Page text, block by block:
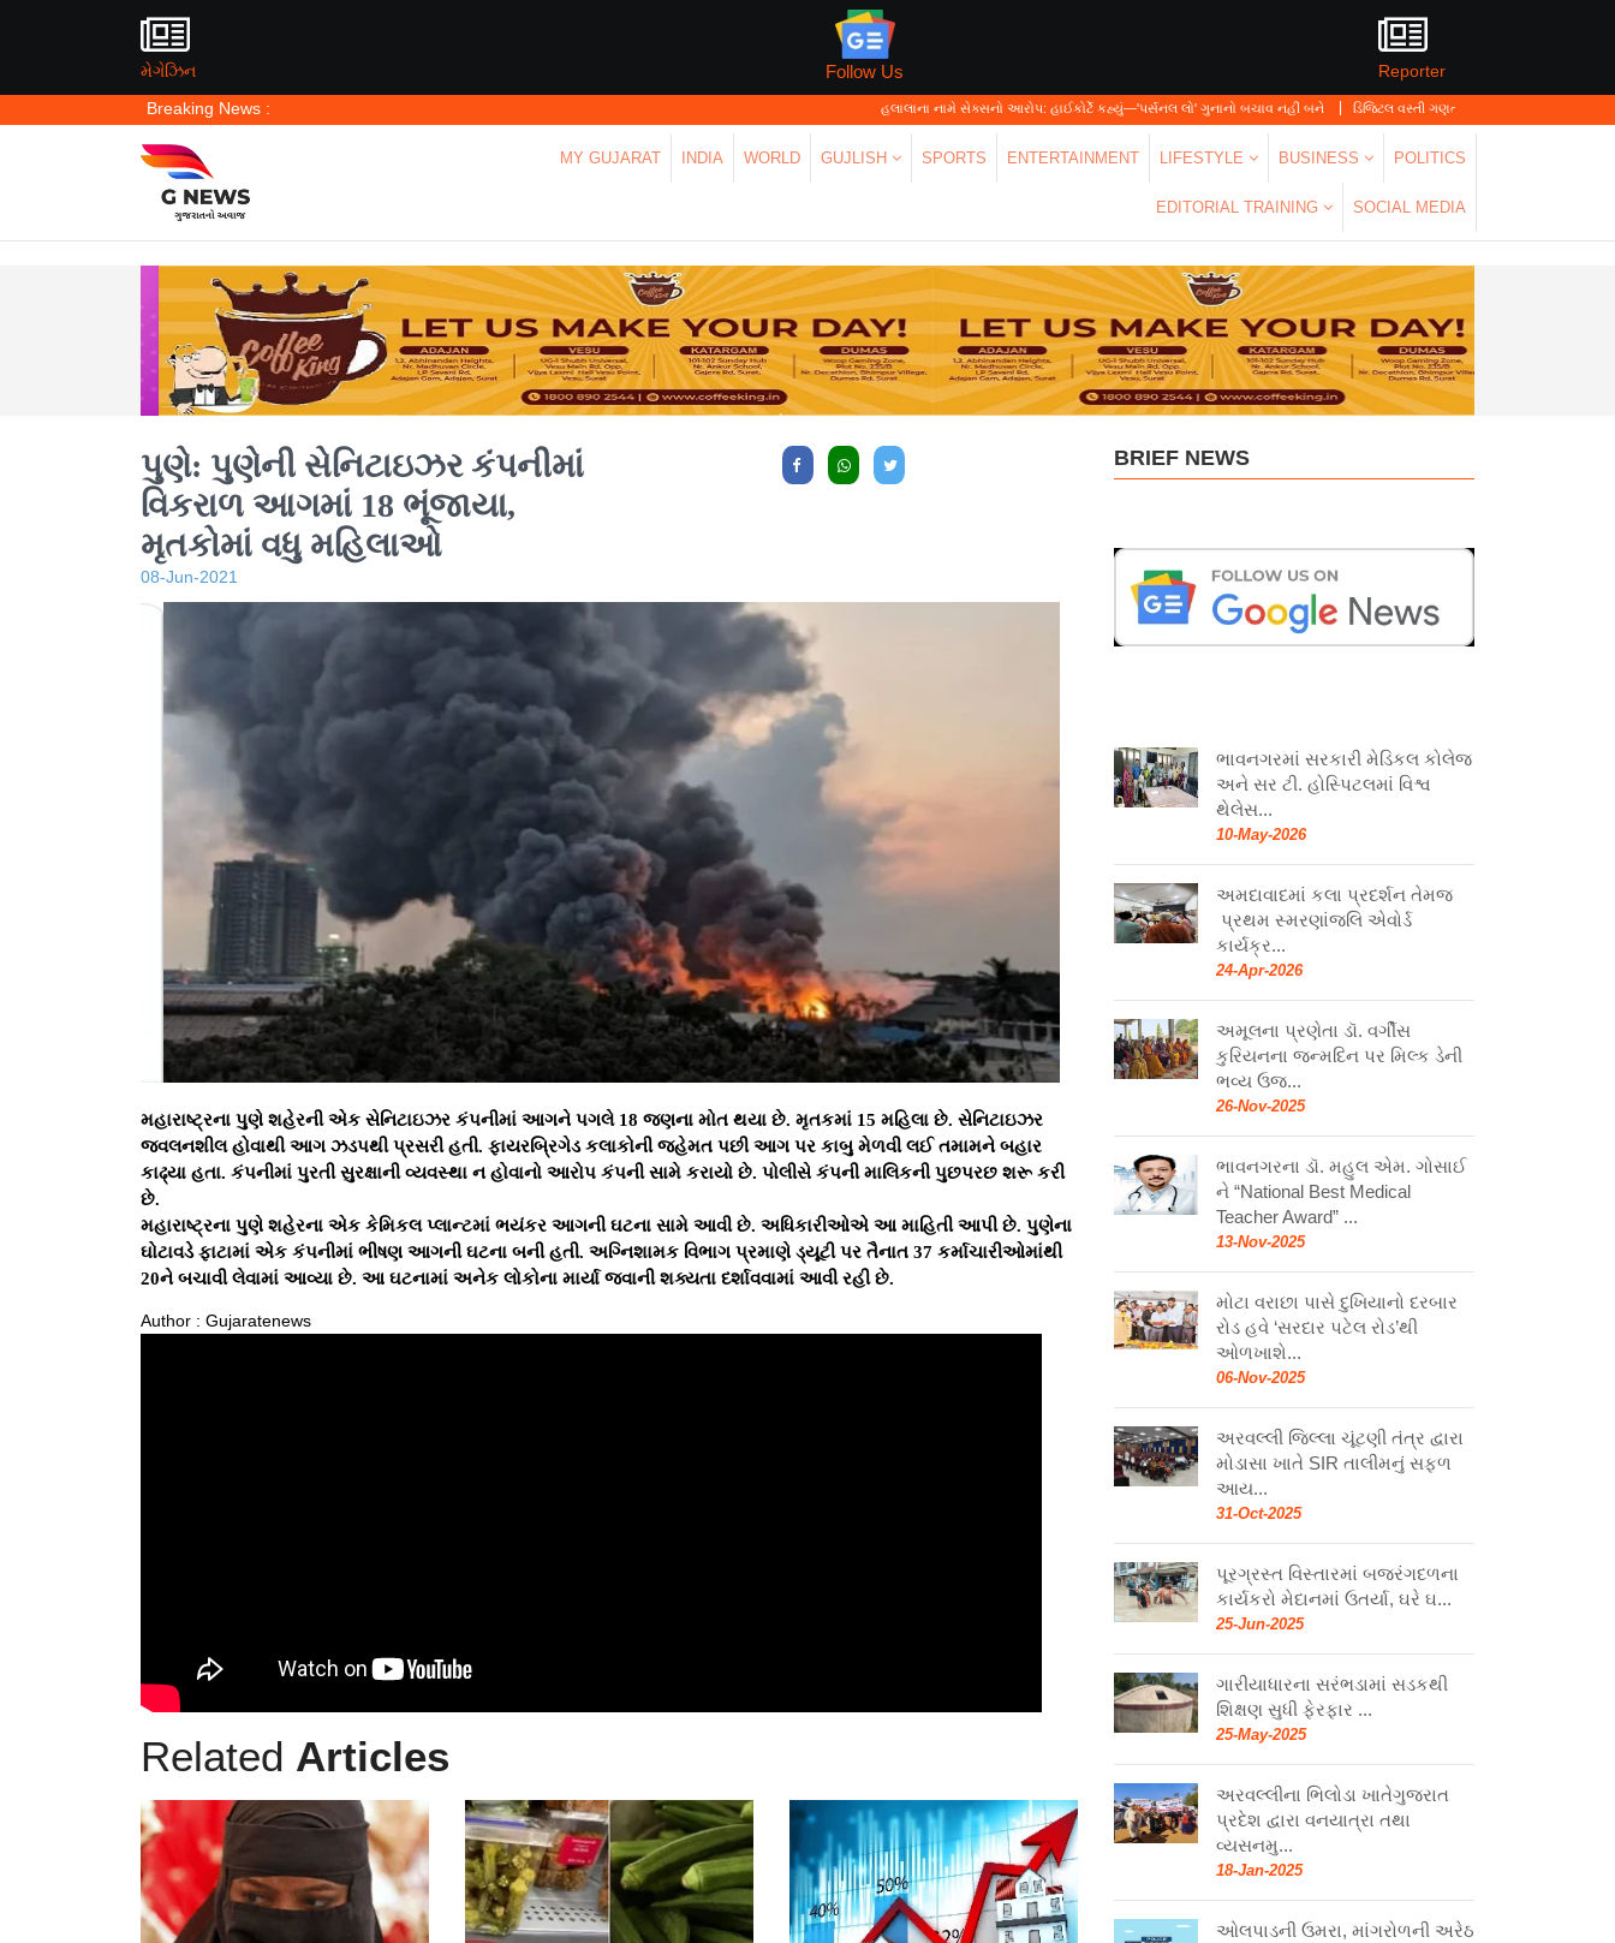
મેગેઝિન Follow Us
Reporter
Breaking News :
હલાલાના નામે સેક્સનો આરોપ: હાઈકોર્ટે કહ્યું—'પર્સનલ લો' ગુનાનો બચાવ નહીં બને ડિજિટલ વસ્તી ગણતરી 2026-27નો પ્રારંભ, ઘર બેઠા આજે જ
MY GUJARAT INDIA WORLD GUJLISH SPORTS ENTERTAINMENT LIFESTYLE BUSINESS POLITICS
EDITORIAL TRAINING SOCIAL MEDIA
પુણે: પુણેની સેનિટાઇઝર કંપનીમાં
વિકરાળ આગમાં 18 ભૂંજાયા,
મૃતકોમાં વધુ મહિલાઓ
08-Jun-2021
મહારાષ્ટ્રના પુણે શહેરની એક સેનિટાઇઝર કંપનીમાં આગને પગલે 18 જણના મોત થયા છે. મૃતકમાં 15 મહિલા છે. સેનિટાઇઝર
જવલનશીલ હોવાથી આગ ઝડપથી પ્રસરી હતી. ફાયરબ્રિગેડ કલાકોની જહેમત પછી આગ પર કાબુ મેળવી લઈ તમામને બહાર
કાઢ્યા હતા. કંપનીમાં પુરતી સુરક્ષાની વ્યવસ્થા ન હોવાનો આરોપ કંપની સામે કરાયો છે. પોલીસે કંપની માલિકની પુછપરછ શરૂ કરી
છે.
મહારાષ્ટ્રના પુણે શહેરના એક કેમિકલ પ્લાન્ટમાં ભયંકર આગની ઘટના સામે આવી છે. અધિકારીઓએ આ માહિતી આપી છે. પુણેના
ઘોટાવડે ફાટામાં એક કંપનીમાં ભીષણ આગની ઘટના બની હતી. અગ્નિશામક વિભાગ પ્રમાણે ડ્યૂટી પર તૈનાત 37 કર્માચારીઓમાંથી
20ને બચાવી લેવામાં આવ્યા છે. આ ઘટનામાં અનેક લોકોના માર્યા જવાની શક્યતા દર્શાવવામાં આવી રહી છે.
Author : Gujaratenews
Related Articles
BRIEF NEWS
ભાવનગરમાં સરકારી મેડિકલ કોલેજ
અને સર ટી. હોસ્પિટલમાં વિશ્વ
થેલેસ...
10-May-2026
અમદાવાદમાં કલા પ્રદર્શન તેમજ
પ્રથમ સ્મરણાંજલિ એવોર્ડ
કાર્યક્ર...
24-Apr-2026
અમૂલના પ્રણેતા ડૉ. વર્ગીસ
કુરિયનના જન્મદિન પર મિલ્ક ડેની
ભવ્ય ઉજ...
26-Nov-2025
ભાવનગરના ડૉ. મહુલ એમ. ગોસાઈ
ને “National Best Medical
Teacher Award” ...
13-Nov-2025
મોટા વરાછા પાસે દુખિયાનો દરબાર
રોડ હવે ‘સરદાર પટેલ રોડ’થી
ઓળખાશે...
06-Nov-2025
અરવલ્લી જિલ્લા ચૂંટણી તંત્ર દ્વારા
મોડાસા ખાતે SIR તાલીમનું સફળ
આય...
31-Oct-2025
પૂરગ્રસ્ત વિસ્તારમાં બજરંગદળના
કાર્યકરો મેદાનમાં ઉતર્યા, ઘરે ઘ...
25-Jun-2025
ગારીયાધારના સરંભડામાં સડકથી
શિક્ષણ સુધી ફેરફાર ...
25-May-2025
અરવલ્લીના ભિલોડા ખાતેગુજરાત
પ્રદેશ દ્વારા વનયાત્રા તથા
વ્યસનમુ...
18-Jan-2025
ઓલપાડની ઉમરા, માંગરોળની અરેઠ